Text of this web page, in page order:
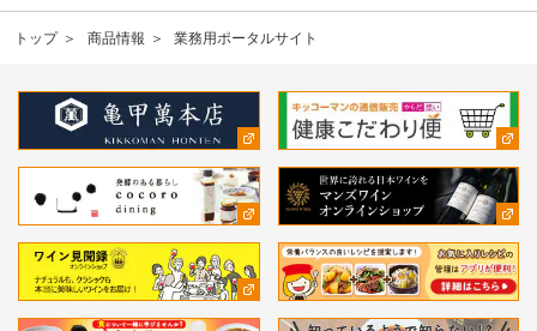
トップ 商品情報 業務用ポータルサイト